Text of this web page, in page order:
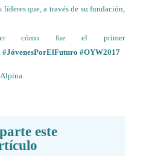
líderes que, a través de su fundación,
cómo fue el primer
#JóvenesPorElFuturo #OYW2017
Alpina.
este